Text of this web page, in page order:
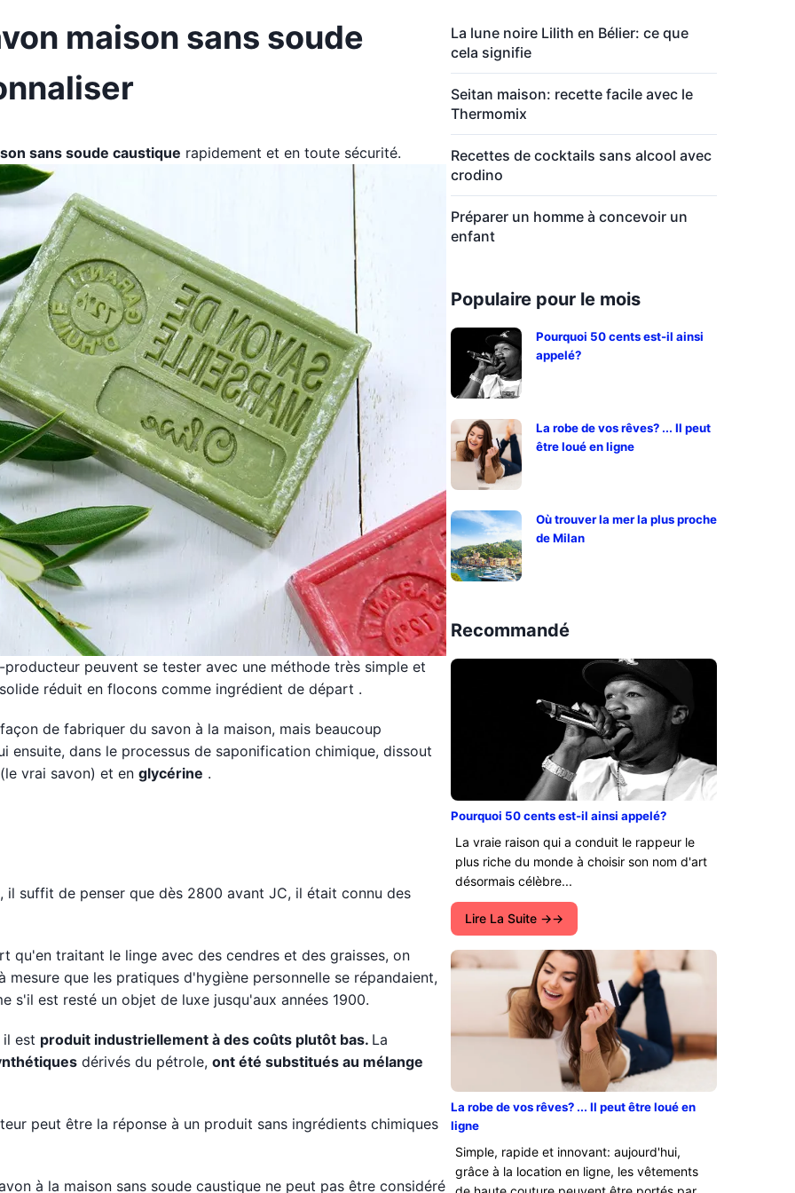
maison sans soude
sans soude caustique rapidement et en toute sécurité.
peuvent se tester avec une méthode très simple et
réduit en flocons comme ingrédient de départ .
de fabriquer du savon à la maison, mais beaucoup
ensuite, dans le processus de saponification chimique, dissout
vrai savon) et en glycérine .
il suffit de penser que dès 2800 avant JC, il était connu des
qu'en traitant le linge avec des cendres et des graisses, on
que les pratiques d'hygiène personnelle se répandaient,
s'il est resté un objet de luxe jusqu'aux années 1900.
est produit industriellement à des coûts plutôt bas. La
dérivés du pétrole, ont été substitués au mélange
peut être la réponse à un produit sans ingrédients chimiques
à la maison sans soude caustique ne peut pas être considéré
La lune noire Lilith en Bélier: ce que
cela signifie
Seitan maison: recette facile avec le
Thermomix
Recettes de cocktails sans alcool avec
crodino
Préparer un homme à concevoir un
enfant
Populaire pour le mois
Pourquoi 50 cents est-il ainsi
appelé?
La robe de vos rêves? ... Il peut
être loué en ligne
Où trouver la mer la plus proche
de Milan
Recommandé
Pourquoi 50 cents est-il ainsi appelé?
La vraie raison qui a conduit le rappeur le
plus riche du monde à choisir son nom d'art
désormais célèbre...
Lire La Suite →
La robe de vos rêves? ... Il peut être loué en
ligne
Simple, rapide et innovant: aujourd'hui,
grâce à la location en ligne, les vêtements